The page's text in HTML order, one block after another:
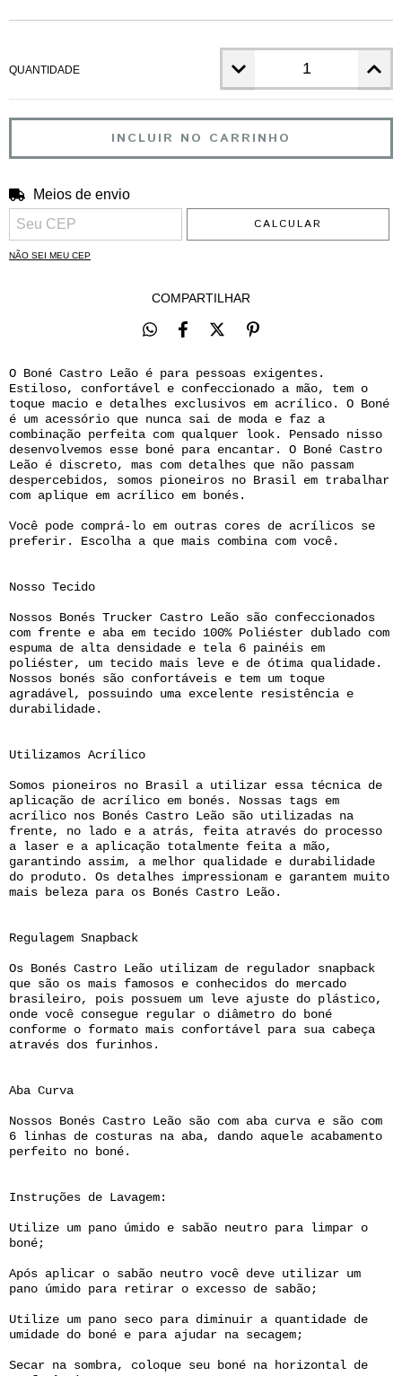
QUANTIDADE
Entregas para o CEP:
Meios de envio
CALCULAR
NÃO SEI MEU CEP
COMPARTILHAR
O Boné Castro Leão é para pessoas exigentes.
Estiloso, confortável e confeccionado a mão, tem o
toque macio e detalhes exclusivos em acrílico. O Boné
é um acessório que nunca sai de moda e faz a
combinação perfeita com qualquer look. Pensado nisso
desenvolvemos esse boné para encantar. O Boné Castro
Leão é discreto, mas com detalhes que não passam
despercebidos, somos pioneiros no Brasil em trabalhar
com aplique em acrílico em bonés.
Você pode comprá-lo em outras cores de acrílicos se
preferir. Escolha a que mais combina com você.
Nosso Tecido
Nossos Bonés Trucker Castro Leão são confeccionados
com frente e aba em tecido 100% Poliéster dublado com
espuma de alta densidade e tela 6 painéis em
poliéster, um tecido mais leve e de ótima qualidade.
Nossos bonés são confortáveis e tem um toque
agradável, possuindo uma excelente resistência e
durabilidade.
Utilizamos Acrílico
Somos pioneiros no Brasil a utilizar essa técnica de
aplicação de acrílico em bonés. Nossas tags em
acrílico nos Bonés Castro Leão são utilizadas na
frente, no lado e a atrás, feita através do processo
a laser e a aplicação totalmente feita a mão,
garantindo assim, a melhor qualidade e durabilidade
do produto. Os detalhes impressionam e garantem muito
mais beleza para os Bonés Castro Leão.
Regulagem Snapback
Os Bonés Castro Leão utilizam de regulador snapback
que são os mais famosos e conhecidos do mercado
brasileiro, pois possuem um leve ajuste do plástico,
onde você consegue regular o diâmetro do boné
conforme o formato mais confortável para sua cabeça
através dos furinhos.
Aba Curva
Nossos Bonés Castro Leão são com aba curva e são com
6 linhas de costuras na aba, dando aquele acabamento
perfeito no boné.
Instruções de Lavagem:
Utilize um pano úmido e sabão neutro para limpar o
boné;
Após aplicar o sabão neutro você deve utilizar um
pano úmido para retirar o excesso de sabão;
Utilize um pano seco para diminuir a quantidade de
umidade do boné e para ajudar na secagem;
Secar na sombra, coloque seu boné na horizontal de